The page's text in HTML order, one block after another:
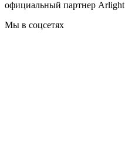
официальный партнер Arlight
Мы в соцсетях